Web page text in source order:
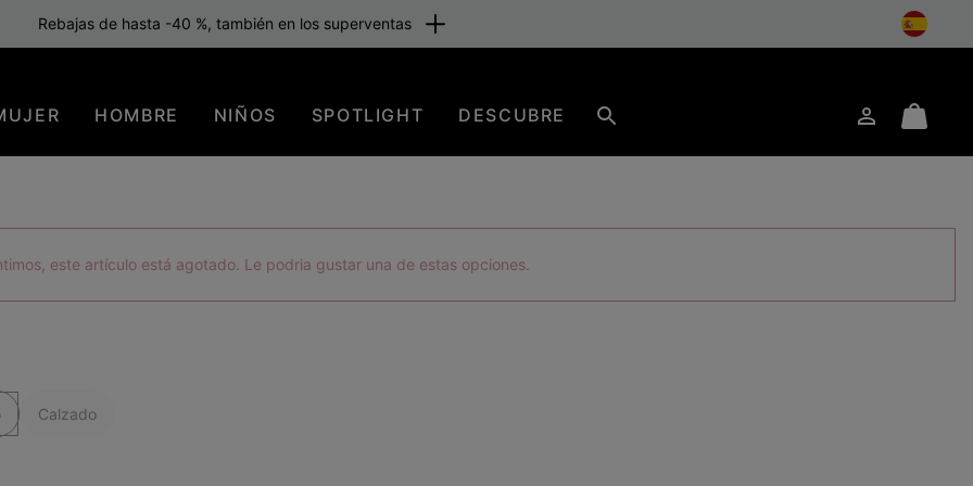
Rebajas de hasta -40 %, también en los superventas
HOMBRE NIÑOS SPOTLIGHT DESCUBRE
Iniciar
Mini
este artículo está agotado. Le podria gustar una de estas opciones.
Calzado